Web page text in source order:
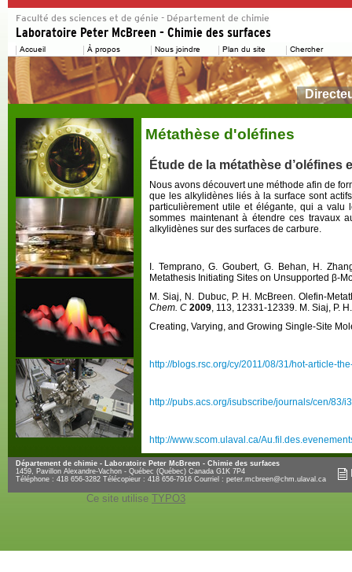
Métathèse d'oléfines
Étude de la métathèse
Nous avons découvert une méthode afin de
que les alkylidènes liés à la surface sont actif
particulièrement utile et élégante, qui a
sommes maintenant à étendre ces travaux
alkylidènes sur des surfaces de carbure.
I. Temprano, G. Goubert, G. Behan, H.
Metathesis Initiating Sites on Unsupported β-
M. Siaj, N. Dubuc, P. H. McBreen. Olefin-
Chem. C 2009, 113, 12331-12339. M. Siaj, P.
Creating, Varying, and Growing Single-Site
http://blogs.rsc.org/cy/2011/08/31/hot-article-
http://pubs.acs.org/isubscribe/journals/cen/83/
http://www.scom.ulaval.ca/
Département de chimie - Laboratoire Peter McBreen - Chimie des surfaces
1459, Pavillon Alexandre-Vachon - Québec (Québec) Canada G1K 7P4
Téléphone : 418 656-3282 Télécopieur : 418 656-7916 Courriel : peter.mcbreen@chm.ulaval.ca
Ce site utilise TYPO3